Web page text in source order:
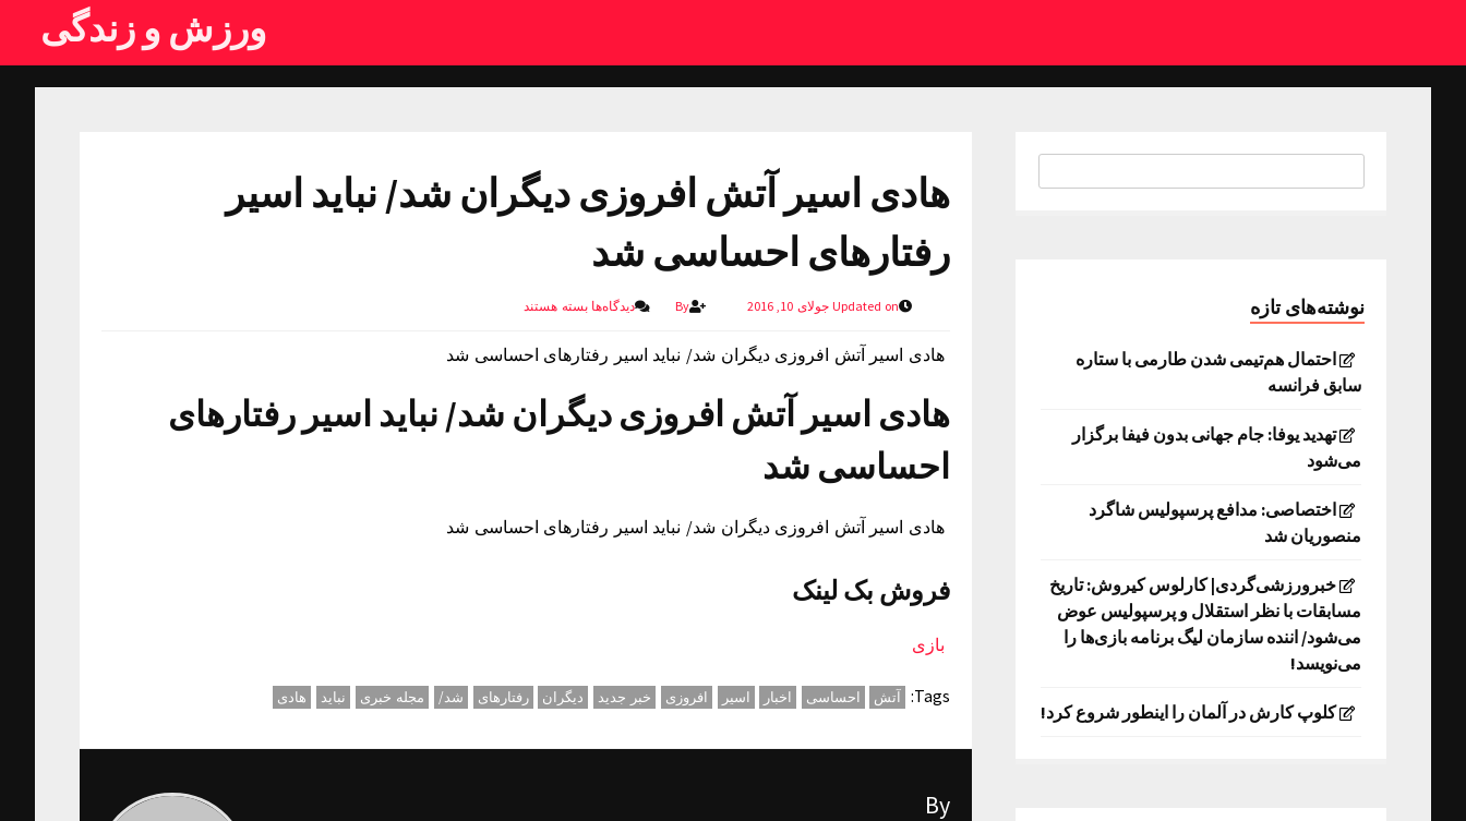
ورزش و زندگی
هادی اسیر آتش افروزی دیگران شد/ نباید اسیر
رفتارهای احساسی شد
Updated on جولای 10, 2016 By دیدگاه‌هابسته هستند
هادی اسیر آتش افروزی دیگران شد/ نباید اسیر رفتارهای احساسی شد
هادی اسیر آتش افروزی دیگران شد/ نباید اسیر رفتارهای
احساسی شد
هادی اسیر آتش افروزی دیگران شد/ نباید اسیر رفتارهای احساسی شد
فروش بک لینک
بازی
Tags: آتش احساسی اخبار اسیر افروزی خبر جدید دیگران رفتارهای شد/ مجله خبری نباید هادی
By
نوشته‌های تازه
احتمال هم‌تیمی شدن طارمی با ستاره
سابق فرانسه
تهدید یوفا: جام جهانی بدون فیفا برگزار
می‌شود
اختصاصی: مدافع پرسپولیس شاگرد
منصوریان شد
خبرورزشی‌گردی| کارلوس کیروش: تاریخ
مسابقات با نظر استقلال و پرسپولیس عوض
می‌شود/ اننده سازمان لیگ برنامه بازی‌ها را
می‌نویسد!
کلوپ کارش در آلمان را اینطور شروع کرد!